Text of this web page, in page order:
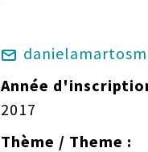
Année
2017
Thème / Theme